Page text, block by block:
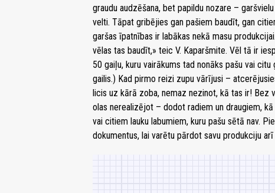
graudu audzēšana, bet papildu nozare –
velti. Tāpat gribējies gan pašiem baudīt, gan
garšas īpatnības ir labākas nekā masu
vēlas tas baudīt,» teic V. Kaparšmite. Vēl tā ir
50 gaiļu, kuru vairākums tad nonāks pašu vai
gailis.) Kad pirmo reizi zupu vārījusi –
licis uz kārā zoba, nemaz nezinot, kā tas ir! Bez
olas nerealizējot – dodot radiem un draugiem,
vai citiem lauku labumiem, kuru pašu sētā nav.
dokumentus, lai varētu pārdot savu produkciju